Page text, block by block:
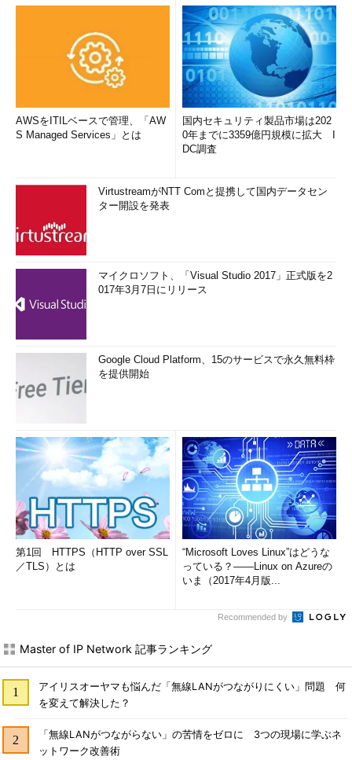
AWSをITILベースで管理、「AW
S Managed Services」とは
国内セキュリティ製品市場は202
0年までに3359億円規模に拡大 I
DC調査
VirtustreamがNTT Comと提携して国内データセン
ター開設を発表
マイクロソフト、「Visual Studio 2017」正式版を2
017年3月7日にリリース
Google Cloud Platform、15のサービスで永久無料枠
を提供開始
第1回 HTTPS（HTTP over SSL
／TLS）とは
“Microsoft Loves Linux”はどうな
っている？――Linux on Azureの
いま（2017年4月版...
Recommended by
Master of IP Network 記事ランキング
アイリスオーヤマも悩んだ「無線LANがつながりにくい」問題 何
を変えて解決した？
「無線LANがつながらない」の苦情をゼロに 3つの現場に学ぶネ
ットワーク改善術